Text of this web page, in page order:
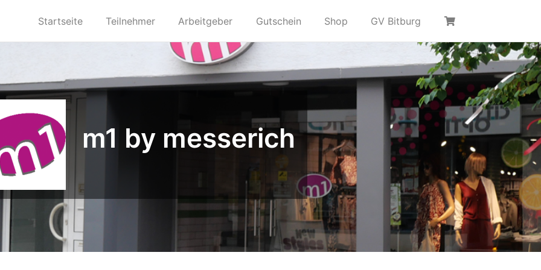
Startseite Teilnehmer Arbeitgeber Gutschein Shop GV Bitburg
m1 by messerich